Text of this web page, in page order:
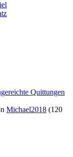
Quittungen
Michael2018 (120